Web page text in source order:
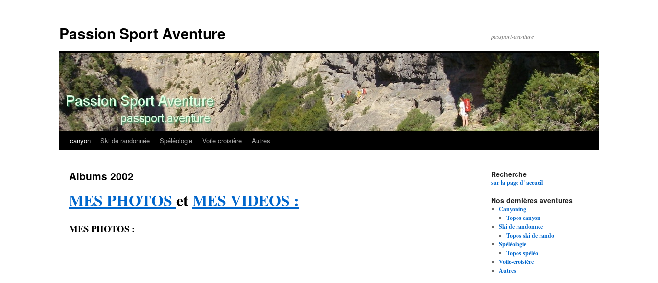
Passion Sport Aventure passport-aventure
Aller
contenu
canyon Ski de randonnée Spéléologie Voile croisière Autres
Albums 2002
MES PHOTOSetMES VIDEOS :
MES PHOTOS :
Recherche
sur la page d' accueil
Nos dernières aventures
Canyoning
Topos canyon
Ski de randonnée
Topos ski de rando
Spéléologie
Topos spéléo
Voile-croisière
Autres